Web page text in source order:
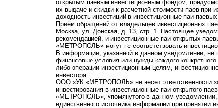
открытым паевым инвестиционным фондом,
их выдаче и скидки к расчетной стоимости паев при
доходность инвестиций в инвестиционные паи
Приём обращений от владельцев инвестиционных
Москва, ул. Донская, д. 13, стр. 1. Настоящее
рекомендацией, и инвестиционные паи открытых
«МЕТРОПОЛЬ» могут не соответствовать
В информации, указанной в данном уведомлении,
финансовые условия или нужды каждого
либо операции инвестиционным целям,
инвестора.
ООО «УК «МЕТРОПОЛЬ» не несет ответственности
инвестирования в инвестиционные паи открытого
«МЕТРОПОЛЬ», упомянутого в данном уведомлении,
единственного источника информации при принятии